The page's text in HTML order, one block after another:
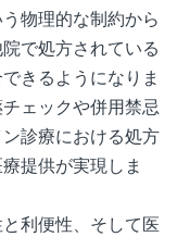
物理的な制約から
で処方されている
きるようになりま
ェックや併用禁忌
診療における処方
提供が実現しま
利便性、そして医